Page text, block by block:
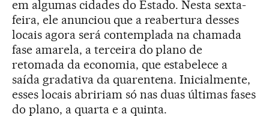
em algumas cidades do Estado. Nesta sexta-
feira, ele anunciou que a reabertura desses
locais agora será contemplada na chamada
fase amarela, a terceira do plano de
retomada da economia, que estabelece a
saída gradativa da quarentena. Inicialmente,
esses locais abririam só nas duas últimas fases
do plano, a quarta e a quinta.